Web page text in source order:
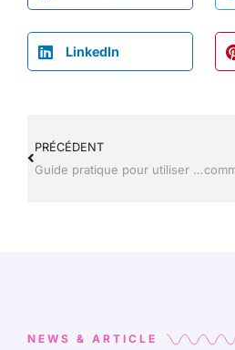
LinkedIn
PRÉCÉDENT
Guide pratique pour utiliser mon lycee.net
NEWS & ARTICLE